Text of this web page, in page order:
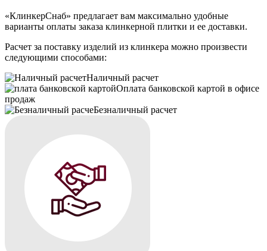
«КлинкерСнаб» предлагает вам максимально удобные
варианты оплаты заказа клинкерной плитки и ее доставки.
Расчет за поставку изделий из клинкера можно произвести
следующими способами:
Наличный расчет
Оплата банковской картой в офисе
продаж
Безналичный расчет